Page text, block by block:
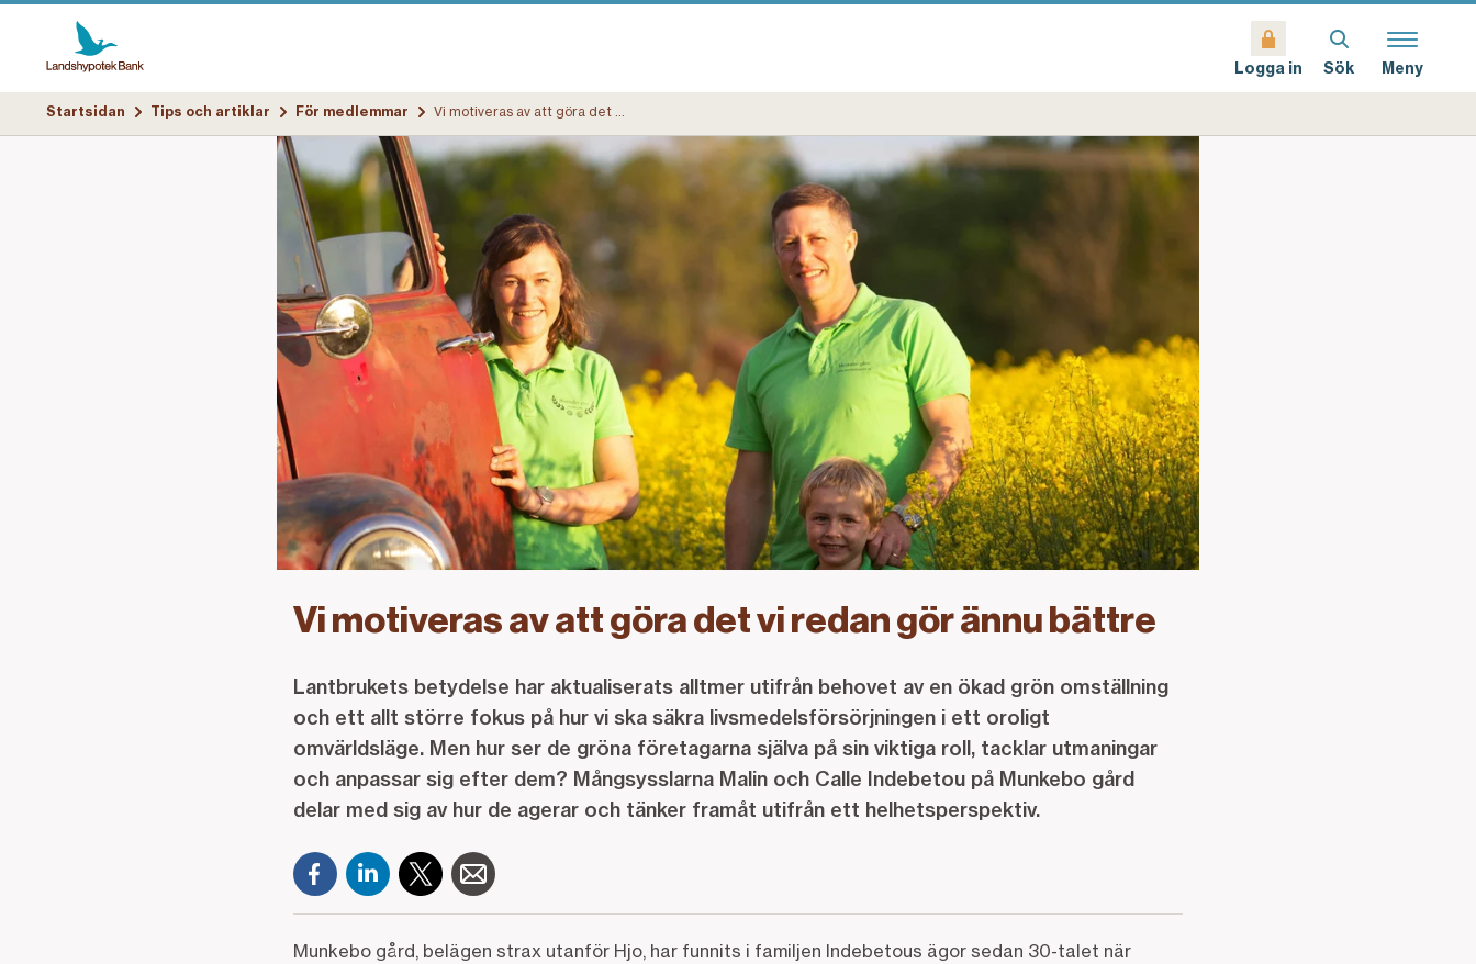
Logga in Sök Meny
Startsidan Tips och artiklar För medlemmar Vi motiveras av att göra det vi redan gör ännu bättre
Vi motiveras av att göra det vi redan gör ännu bättre
Lantbrukets betydelse har aktualiserats alltmer utifrån behovet av en ökad grön omställning
och ett allt större fokus på hur vi ska säkra livsmedelsförsörjningen i ett oroligt
omvärldsläge. Men hur ser de gröna företagarna själva på sin viktiga roll, tacklar utmaningar
och anpassar sig efter dem? Mångsysslarna Malin och Calle Indebetou på Munkebo gård
delar med sig av hur de agerar och tänker framåt utifrån ett helhetsperspektiv.
Munkebo gård, belägen strax utanför Hjo, har funnits i familjen Indebetous ägor sedan 30-talet när